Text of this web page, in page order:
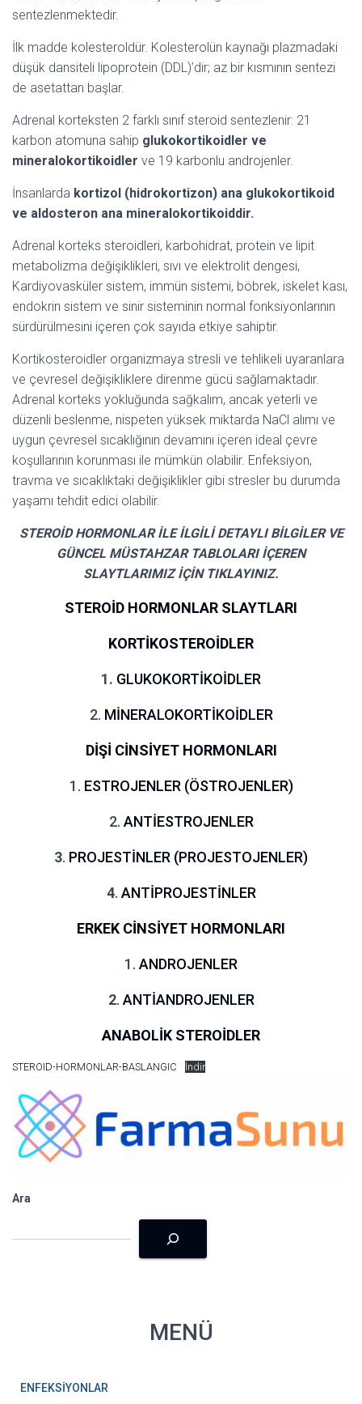
sentezlenmektedir.
İlk madde kolesteroldür. Kolesterolün kaynağı plazmadaki
düşük dansiteli lipoprotein (DDL)’dir; az bir kısmının sentezi
de asetattan başlar.
Adrenal korteksten 2 farklı sınıf steroid sentezlenir: 21
karbon atomuna sahip glukokortikoidler ve
mineralokortikoidler ve 19 karbonlu androjenler.
İnsanlarda kortizol (hidrokortizon) ana glukokortikoid
ve aldosteron ana mineralokortikoiddir.
Adrenal korteks steroidleri, karbohidrat, protein ve lipit
metabolizma değişiklikleri, sıvı ve elektrolit dengesi,
Kardiyovasküler sistem, immün sistemi, böbrek, iskelet kası,
endokrin sistem ve sinir sisteminin normal fonksiyonlarının
sürdürülmesini içeren çok sayıda etkiye sahiptir.
Kortikosteroidler organizmaya stresli ve tehlikeli uyaranlara
ve çevresel değişikliklere direnme gücü sağlamaktadır.
Adrenal korteks yokluğunda sağkalım, ancak yeterli ve
düzenli beslenme, nispeten yüksek miktarda NaCl alımı ve
uygun çevresel sıcaklığının devamını içeren ideal çevre
koşullarının korunması ile mümkün olabilir. Enfeksiyon,
travma ve sıcaklıktaki değişiklikler gibi stresler bu durumda
yaşamı tehdit edici olabilir.
STEROİD HORMONLAR İLE İLGİLİ DETAYLI BİLGİLER VE
GÜNCEL MÜSTAHZAR TABLOLARI İÇEREN
SLAYTLARIMIZ İÇİN TIKLAYINIZ.
STEROİD HORMONLAR SLAYTLARI
KORTİKOSTEROİDLER
1. GLUKOKORTİKOİDLER
2. MİNERALOKORTİKOİDLER
DİŞİ CİNSİYET HORMONLARI
1. ESTROJENLER (ÖSTROJENLER)
2. ANTİESTROJENLER
3. PROJESTİNLER (PROJESTOJENLER)
4. ANTİPROJESTİNLER
ERKEK CİNSİYET HORMONLARI
1. ANDROJENLER
2. ANTİANDROJENLER
ANABOLİK STEROİDLER
STEROID-HORMONLAR-BASLANGIC İndir
Ara
MENÜ
ENFEKSİYONLAR